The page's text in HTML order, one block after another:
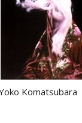
Komatsubara